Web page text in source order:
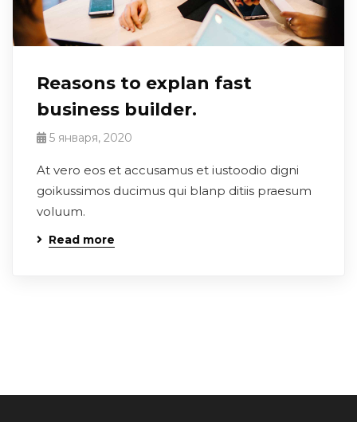
Reasons to explan fast
business builder.
5 января, 2020
At vero eos et accusamus et iustoodio digni
goikussimos ducimus qui blanp ditiis praesum
voluum.
Read more